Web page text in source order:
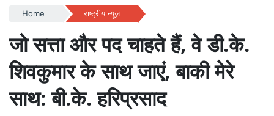
Home राष्ट्रीय न्यूज़
जो सत्ता और पद चाहते हैं, वे डी.के.
शिवकुमार के साथ जाएं, बाकी मेरे
साथ: बी.के. हरिप्रसाद